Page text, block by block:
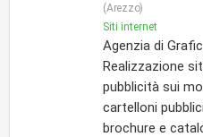
(Arezzo)
Siti internet
Agenzia di
Realizzazione
pubblicità sui
cartelloni
brochure e